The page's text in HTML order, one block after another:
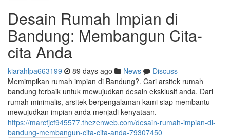
Desain Rumah Impian di
Bandung: Membangun Cita-
cita Anda
kiarahlpa663199 89 days ago News
Discuss
Memimpikan rumah impian di Bandung?. Cari arsitek rumah
bandung terbaik untuk mewujudkan desain eksklusif anda. Dari
rumah minimalis, arsitek berpengalaman kami siap membantu
mewujudkan impian anda menjadi kenyataan.
https://marcfjcf945577.thezenweb.com/desain-rumah-impian-di-
bandung-membangun-cita-cita-anda-79307450